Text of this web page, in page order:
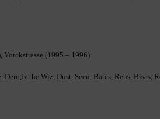
Yorckstrasse (1995 – 1996)
Dero,Iz the Wiz, Dust, Seen, Bates, Rens, Bisas,